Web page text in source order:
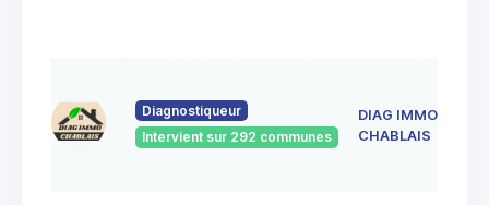
Diagnostiqueur
Intervient sur 292 communes
DIAG IMMO
CHABLAIS